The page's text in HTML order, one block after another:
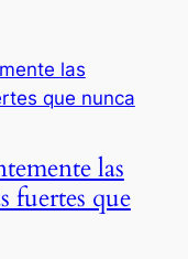
las
fuertes que